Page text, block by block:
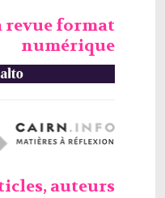
revue format
numérique
auteurs